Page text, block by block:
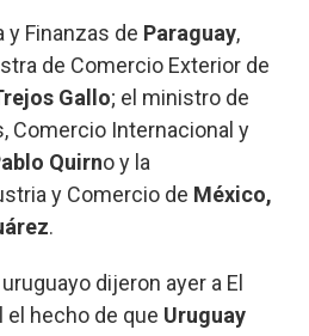
Finanzas de Paraguay,
de Comercio Exterior de
Gallo; el ministro de
Comercio Internacional y
Quirno y la
y Comercio de México,
.
dijeron ayer a El
el hecho de que Uruguay